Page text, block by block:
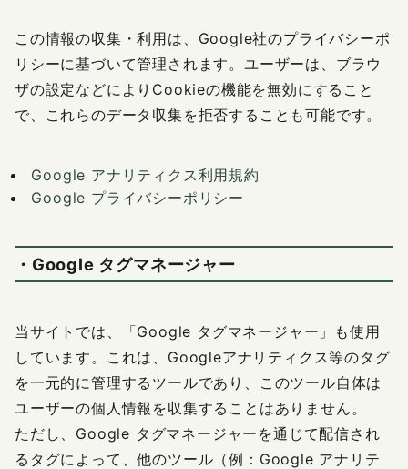
この情報の収集・利用は、Google社のプライバシーポ
リシーに基づいて管理されます。ユーザーは、ブラウ
ザの設定などによりCookieの機能を無効にすること
で、これらのデータ収集を拒否することも可能です。
Google アナリティクス利用規約
Google プライバシーポリシー
・Google タグマネージャー
当サイトでは、「Google タグマネージャー」も使用
しています。これは、Googleアナリティクス等のタグ
を一元的に管理するツールであり、このツール自体は
ユーザーの個人情報を収集することはありません。
ただし、Google タグマネージャーを通じて配信され
るタグによって、他のツール（例：Google アナリテ